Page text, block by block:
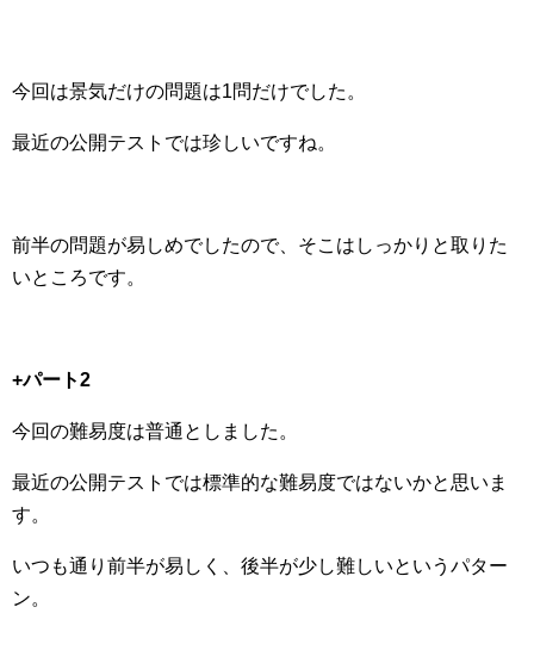
今回は景気だけの問題は1問だけでした。
最近の公開テストでは珍しいですね。
前半の問題が易しめでしたので、そこはしっかりと取りた
いところです。
+パート2
今回の難易度は普通としました。
最近の公開テストでは標準的な難易度ではないかと思いま
す。
いつも通り前半が易しく、後半が少し難しいというパター
ン。